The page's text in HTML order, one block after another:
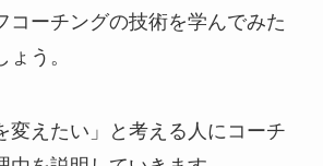
コーチングの技術を学んでみた
う。
変えたい」と考える人にコーチ